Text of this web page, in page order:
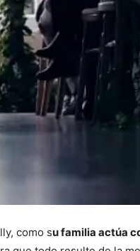
como su familia actúa